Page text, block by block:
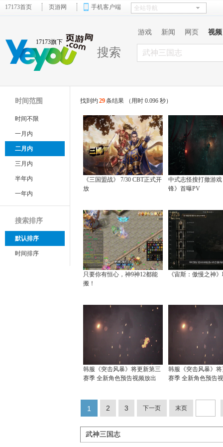
17173首页 页游网 手机客户端
17173旗下
游戏 新闻 网页 视频
搜索
时间范围
时间不限
一月内
二月内
三月内
半年内
一年内
搜索排序
默认排序
时间排序
找到约 29条结果 （用时 0.096 秒）
《三国盟战》 7/30 CBT正式开
放
中式志怪搜打撤游
锋》首曝PV
只要你有恒心，神9神12都能
搬！
《宙斯：傲慢之神
韩服《突击风暴》将更新第三
赛季 全新角色预告视频放出
韩服《突击风暴》
赛季 全新角色预告
1 2 3 下一页 末页